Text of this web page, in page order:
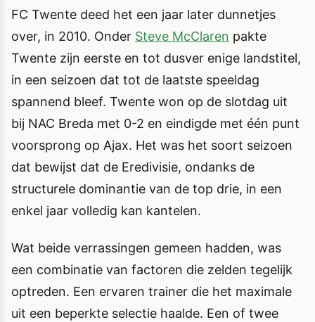
FC Twente deed het een jaar later dunnetjes
over, in 2010. Onder Steve McClaren pakte
Twente zijn eerste en tot dusver enige landstitel,
in een seizoen dat tot de laatste speeldag
spannend bleef. Twente won op de slotdag uit
bij NAC Breda met 0-2 en eindigde met één punt
voorsprong op Ajax. Het was het soort seizoen
dat bewijst dat de Eredivisie, ondanks de
structurele dominantie van de top drie, in een
enkel jaar volledig kan kantelen.
Wat beide verrassingen gemeen hadden, was
een combinatie van factoren die zelden tegelijk
optreden. Een ervaren trainer die het maximale
uit een beperkte selectie haalde. Een of twee